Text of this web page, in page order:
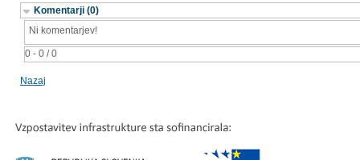
Komentarji (0)
0 - 0 / 0
Ni komentarjev!
Nazaj